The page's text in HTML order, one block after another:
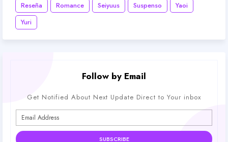
Reseña
Romance Seiyuus Suspenso
Yaoi
Yuri
Follow by Email
Get Notified About Next Update Direct to Your inbox